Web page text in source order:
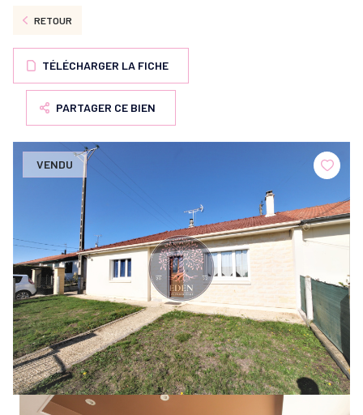
RETOUR
TÉLÉCHARGER LA FICHE
PARTAGER CE BIEN
VENDU